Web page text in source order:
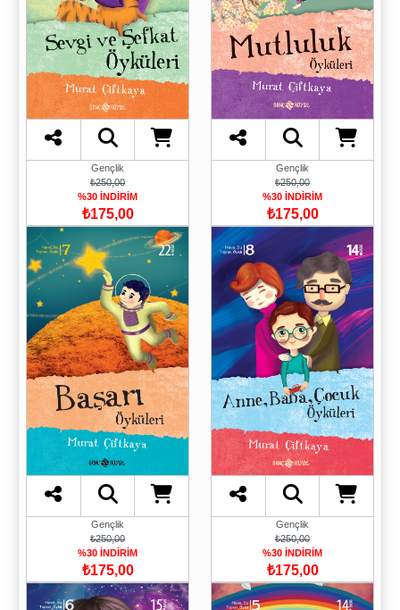
Gençlik
₺250,00
%30 İNDİRİM
₺175,00
Gençlik
₺250,00
%30 İNDİRİM
₺175,00
Gençlik
₺250,00
%30 İNDİRİM
₺175,00
Gençlik
₺250,00
%30 İNDİRİM
₺175,00